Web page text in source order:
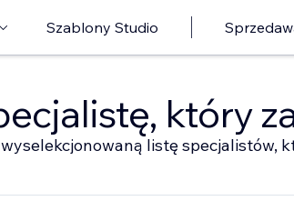
Szablony Studio
który
listę specjalistów,